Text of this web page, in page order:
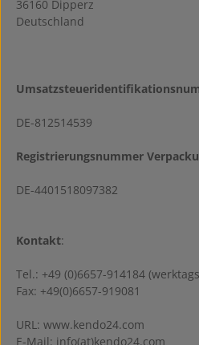
36160 Dipperz
Deutschland
DE-812514539
Registrierungsnummer
DE-4401518097382
Kontakt:
Tel.: +49 (0)6657-914184
Fax: +49(0)6657-919081
URL: www.kendo24.com
E-Mail: info(at)kendo24.com